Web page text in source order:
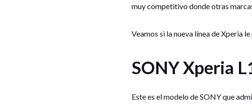
muy competitivo donde otras
Veamos si la nueva línea de Xperia
SONY Xperia
Este es el modelo de SONY que